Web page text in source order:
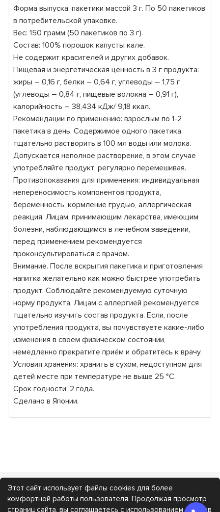
Этот сайт использует файлы cookies для более
комфортной работы пользователя. Продолжая просмотр
страниц сайта, вы соглашаетесь с использованием файлов
Форма выпуска: пакетики массой 3 г. По 50 пакетиков
в потребительской упаковке.
Вес: 150 грамм (50 пакетиков по 3 г).
Состав: 100% порошок капусты кале.
Не содержит красителей и других добавок.
Пищевая и энергетическая ценность в 3 г продукта:
жиры – 0,16 г, белки – 0,64 г, углеводы – 1,75 г
(углеводы – 0,84 г, пищевые волокна – 0,91 г),
калорийность – 38,434 кДж/ 9,18 ккал.
Рекомендации по применению: взрослым по 1-2
пакетика в день. Содержимое одного пакетика
тщательно растворить в 100 мл воды или молока.
Допускается неполное растворение, в этом случае
употребляйте продукт, регулярно перемешивая.
Противопоказания для применения: индивидуальная
непереносимость компонентов продукта,
беременность, кормление грудью, аллергическая
реакция. Лицам, принимающим лекарства, имеющим
болезни, наблюдающимся в лечебном заведении,
перед применением рекомендуется
проконсультироваться с врачом.
Внимание. После вскрытия пакетика и приготовления
напитка желательно как можно быстрее употребить
продукт. Соблюдайте рекомендуемую суточную
норму продукта. Лицам с аллергией рекомендуется
тщательно изучить состав продукта. Если, после
употребления продукта, вы почувствуете какие-либо
изменения в своем физическом состоянии,
немедленно прекратите приём и обратитесь к врачу.
Условия хранения: хранить в сухом, недоступном для
детей месте при температуре не выше 25 °С.
Срок годности: 2 года.
Сделано в Японии.
Каталог Покупателям